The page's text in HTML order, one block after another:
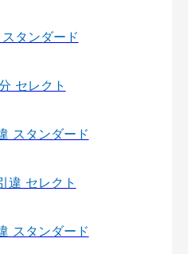
タンダード
セレクト
スタンダード
違 セレクト
スタンダード